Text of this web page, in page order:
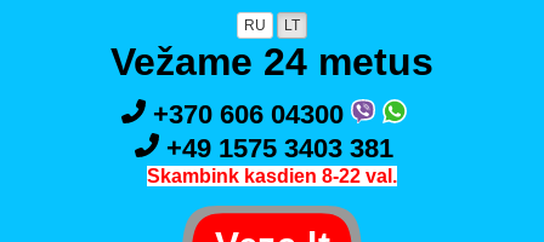
RU LT
Vežame 24 metus
+370 606 04300
+49 1575 3403 381
Skambink kasdien 8-22 val.